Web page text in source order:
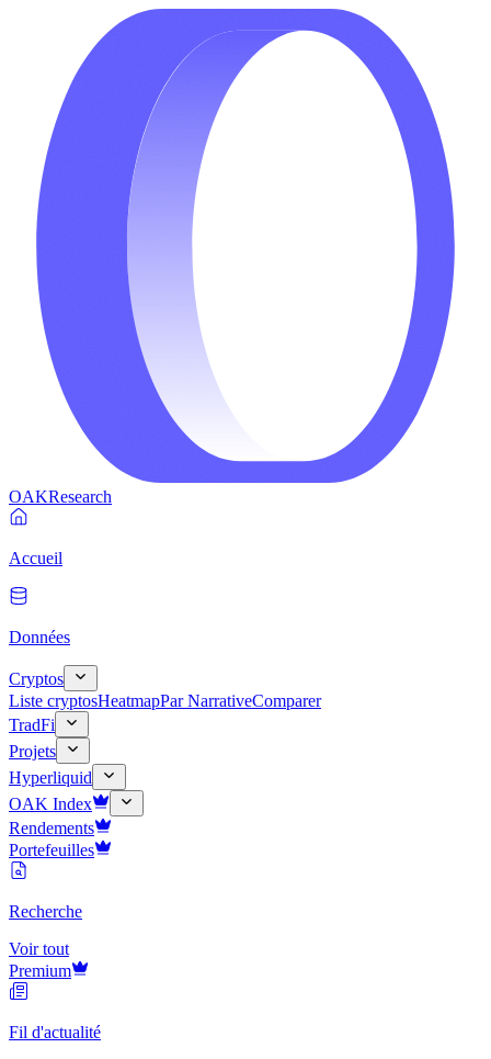
OAKResearch
Accueil
Données
Cryptos
Liste cryptosHeatmapPar NarrativeComparer
TradFi
Projets
Hyperliquid
OAK Index
Rendements
Portefeuilles
Recherche
Voir tout
Premium
Fil d'actualité